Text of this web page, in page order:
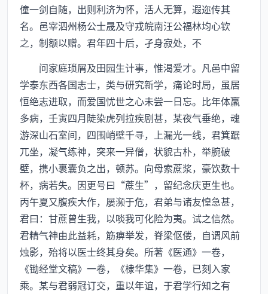
僮一剑自随，出则利济为怀，活人无算，遐迩传其
名。邑宰泗州杨公士晟及守戎皖南汪公福林均心钦
之，制额以赠。君年四十后，孑身寂处，不
问家庭琐屑及田园生计事，惟渴爱才。凡邑中留
学泰东西各国志士，类与研究新学，痛论时局，虽居
恒绝志进取，而爱国忧世之心未尝一日忘。比年体羸
多病，壬寅四月陡染虎列拉疾剧甚，某夜气垂绝，魂
游深山石室间，四围峭壁千寻，上漏光一线，君箕踞
兀坐，凝气练神，突来一异僧，状貌古朴，举腕破
壁，携小裹囊负之出，顿苏。向母索蔗浆，豪饮数十
杯，病若失。因更号曰“蔗生”，留纪念庆更生也。
丙午夏又腹疾大作，屡濒于危，君弟与诸友惶急甚，
君曰：甘蔗曾生我，以啖我可化险为夷。试之信然。
君精气神由此益耗，筋痹举发，脊梁伛偻，自谓风前
烛影，殆将以医士终其身矣。所著《医通》一卷，
《锄经堂文稿》一卷，《棣华集》一卷，已刻入家
乘。某与君弱冠订交，重以年谊，于君学行知之有